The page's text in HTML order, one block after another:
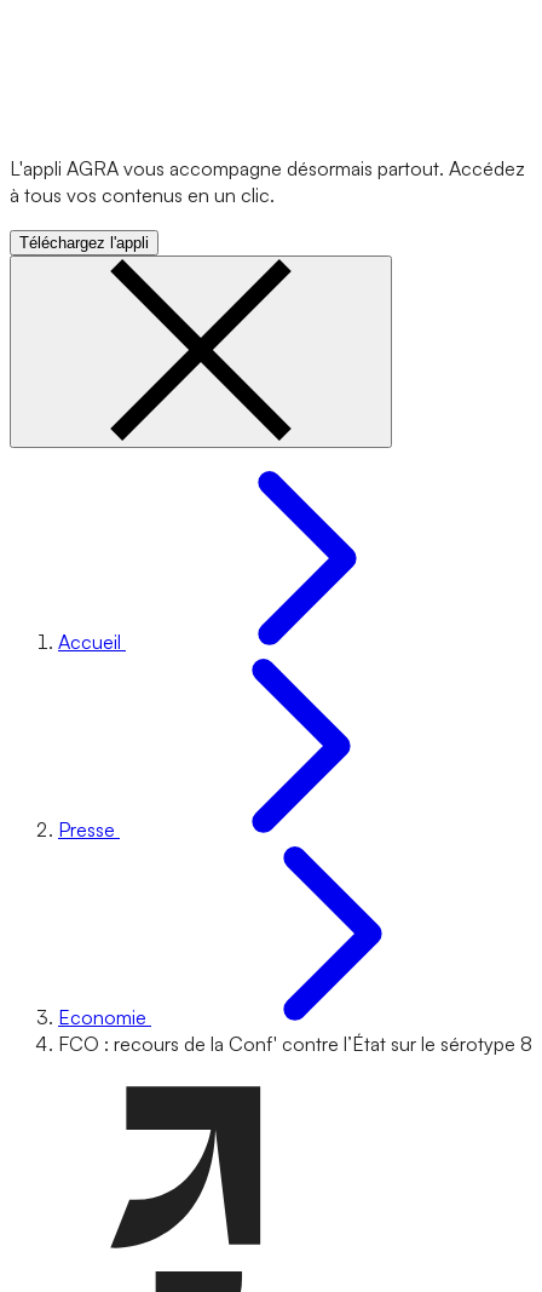
L'appli AGRA vous accompagne désormais partout. Accédez
à tous vos contenus en un clic.
Téléchargez l'appli
Accueil
Presse
Economie
FCO : recours de la Conf' contre l’État sur le sérotype 8